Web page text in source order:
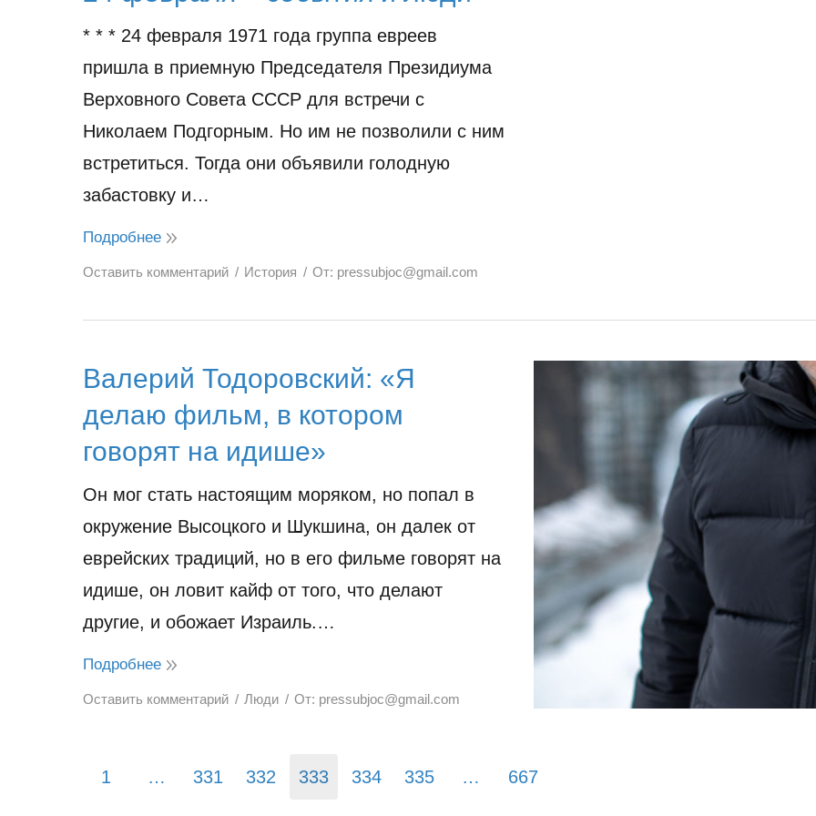
* * * 24 февраля 1971 года группа евреев
пришла в приемную Председателя Президиума
Верховного Совета СССР для встречи с
Николаем Подгорным. Но им не позволили с ним
встретиться. Тогда они объявили голодную
забастовку и…
Подробнее
Оставить комментарий История От: pressubjoc@gmail.com
Валерий Тодоровский: «Я
делаю фильм, в котором
говорят на идише»
Он мог стать настоящим моряком, но попал в
окружение Высоцкого и Шукшина, он далек от
еврейских традиций, но в его фильме говорят на
идише, он ловит кайф от того, что делают
другие, и обожает Израиль.…
Подробнее
Оставить комментарий Люди От: pressubjoc@gmail.com
1 … 331 332 333 334 335 … 667